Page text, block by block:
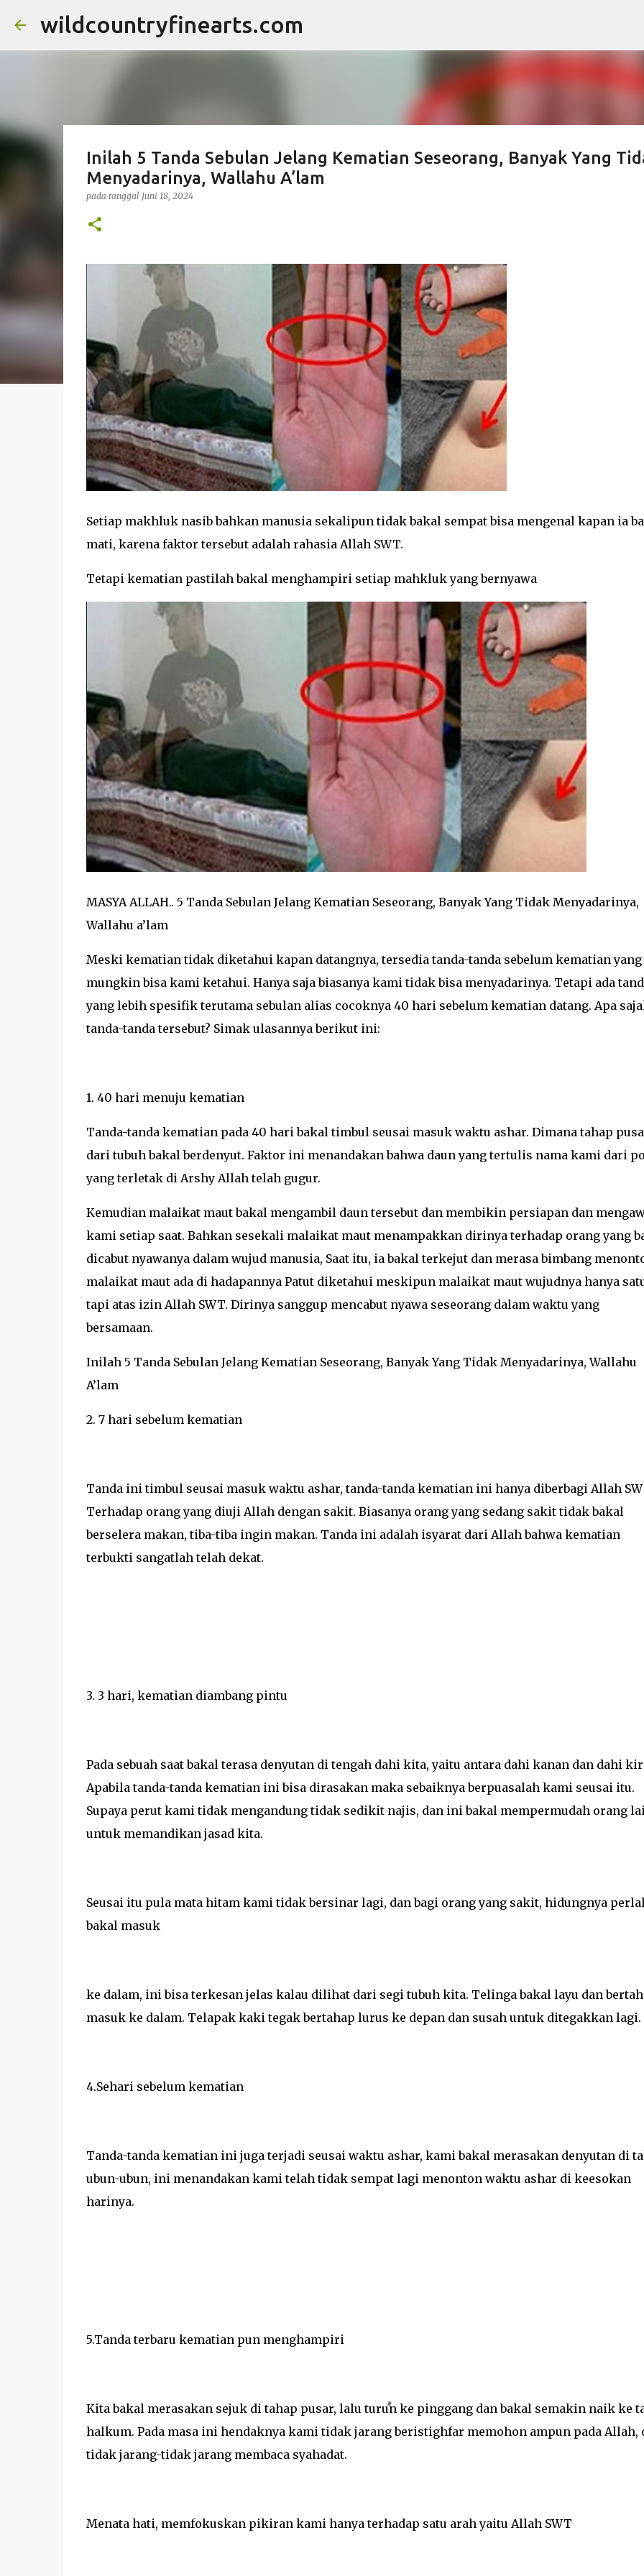
wildcountryfinearts.com
Inilah 5 Tanda Sebulan Jelang Kematian Seseorang, Banyak Yang
Menyadarinya, Wallahu A’lam
pada tanggal Juni 18, 2024
Setiap makhluk nasib bahkan manusia sekalipun tidak bakal sempat bisa mengenal kapan ia
mati, karena faktor tersebut adalah rahasia Allah SWT.
Tetapi kematian pastilah bakal menghampiri setiap mahkluk yang bernyawa
MASYA ALLAH.. 5 Tanda Sebulan Jelang Kematian Seseorang, Banyak Yang Tidak Menyadarinya,
Wallahu a’lam
Meski kematian tidak diketahui kapan datangnya, tersedia tanda-tanda sebelum kematian yang
mungkin bisa kami ketahui. Hanya saja biasanya kami tidak bisa menyadarinya. Tetapi ada
yang lebih spesifik terutama sebulan alias cocoknya 40 hari sebelum kematian datang. Apa
tanda-tanda tersebut? Simak ulasannya berikut ini:
1. 40 hari menuju kematian
Tanda-tanda kematian pada 40 hari bakal timbul seusai masuk waktu ashar. Dimana tahap
dari tubuh bakal berdenyut. Faktor ini menandakan bahwa daun yang tertulis nama kami dari
yang terletak di Arshy Allah telah gugur.
Kemudian malaikat maut bakal mengambil daun tersebut dan membikin persiapan dan
kami setiap saat. Bahkan sesekali malaikat maut menampakkan dirinya terhadap orang yang
dicabut nyawanya dalam wujud manusia, Saat itu, ia bakal terkejut dan merasa bimbang
malaikat maut ada di hadapannya Patut diketahui meskipun malaikat maut wujudnya hanya
tapi atas izin Allah SWT. Dirinya sanggup mencabut nyawa seseorang dalam waktu yang
bersamaan.
Inilah 5 Tanda Sebulan Jelang Kematian Seseorang, Banyak Yang Tidak Menyadarinya, Wallahu
A’lam
2. 7 hari sebelum kematian
Tanda ini timbul seusai masuk waktu ashar, tanda-tanda kematian ini hanya diberbagi Allah
Terhadap orang yang diuji Allah dengan sakit. Biasanya orang yang sedang sakit tidak bakal
berselera makan, tiba-tiba ingin makan. Tanda ini adalah isyarat dari Allah bahwa kematian
terbukti sangatlah telah dekat.
3. 3 hari, kematian diambang pintu
Pada sebuah saat bakal terasa denyutan di tengah dahi kita, yaitu antara dahi kanan dan dahi
Apabila tanda-tanda kematian ini bisa dirasakan maka sebaiknya berpuasalah kami seusai itu.
Supaya perut kami tidak mengandung tidak sedikit najis, dan ini bakal mempermudah orang
untuk memandikan jasad kita.
Seusai itu pula mata hitam kami tidak bersinar lagi, dan bagi orang yang sakit, hidungnya
bakal masuk
ke dalam, ini bisa terkesan jelas kalau dilihat dari segi tubuh kita. Telinga bakal layu dan
masuk ke dalam. Telapak kaki tegak bertahap lurus ke depan dan susah untuk ditegakkan lagi.
4.Sehari sebelum kematian
Tanda-tanda kematian ini juga terjadi seusai waktu ashar, kami bakal merasakan denyutan di
ubun-ubun, ini menandakan kami telah tidak sempat lagi menonton waktu ashar di keesokan
harinya.
5.Tanda terbaru kematian pun menghampiri
Kita bakal merasakan sejuk di tahap pusar, lalu turun ke pinggang dan bakal semakin naik ke
halkum. Pada masa ini hendaknya kami tidak jarang beristighfar memohon ampun pada Allah,
tidak jarang-tidak jarang membaca syahadat.
Menata hati, memfokuskan pikiran kami hanya terhadap satu arah yaitu Allah SWT